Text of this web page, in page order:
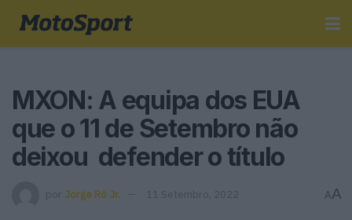
MXON: A equipa dos EUA
que o 11 de Setembro não
deixou defender o título
por Jorge Ró Jr. 11 Setembro, 2022 AA